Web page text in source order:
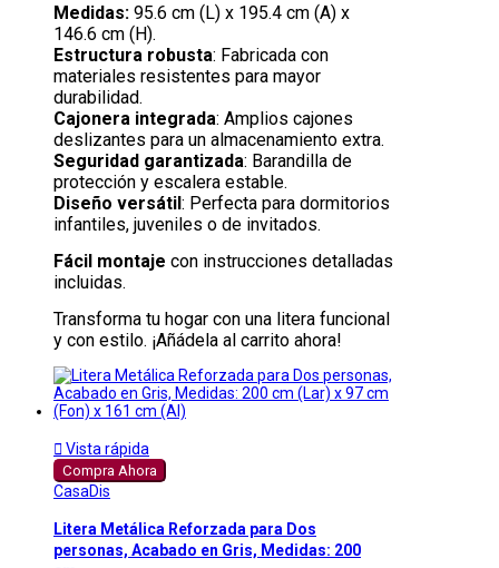
Medidas: 95.6 cm (L) x 195.4 cm (A) x
146.6 cm (H).
Estructura robusta: Fabricada con
materiales resistentes para mayor
durabilidad.
Cajonera integrada: Amplios cajones
deslizantes para un almacenamiento extra.
Seguridad garantizada: Barandilla de
protección y escalera estable.
Diseño versátil: Perfecta para dormitorios
infantiles, juveniles o de invitados.
Fácil montaje con instrucciones detalladas
incluidas.
Transforma tu hogar con una litera funcional
y con estilo. ¡Añádela al carrito ahora!
 Vista rápida
Compra Ahora
CasaDis
Litera Metálica Reforzada para Dos
personas, Acabado en Gris, Medidas: 200